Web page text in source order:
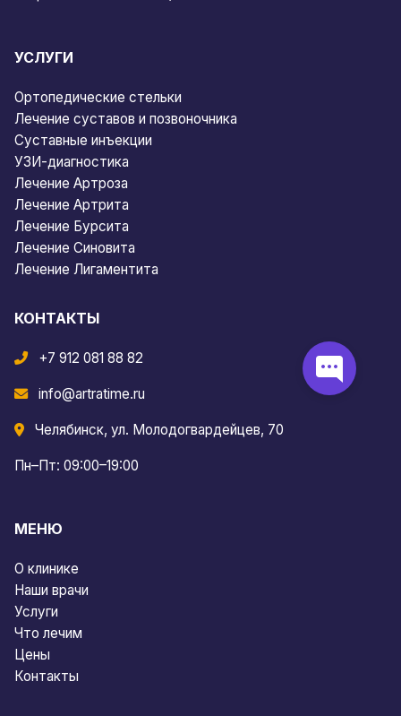
УСЛУГИ
Ортопедические стельки
Лечение суставов и позвоночника
Суставные инъекции
УЗИ-диагностика
Лечение Артроза
Лечение Артрита
Лечение Бурсита
Лечение Синовита
Лечение Лигаментита
КОНТАКТЫ
+7 912 081 88 82
info@artratime.ru
Челябинск, ул. Молодогвардейцев, 70
Пн–Пт: 09:00–19:00
МЕНЮ
О клинике
Наши врачи
Услуги
Что лечим
Цены
Контакты